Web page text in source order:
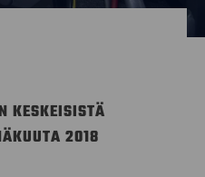
KESKEISISTÄ
2018